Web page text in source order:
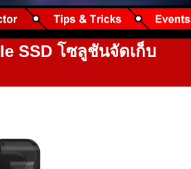
SSD โซลูชันจัดเก็บ